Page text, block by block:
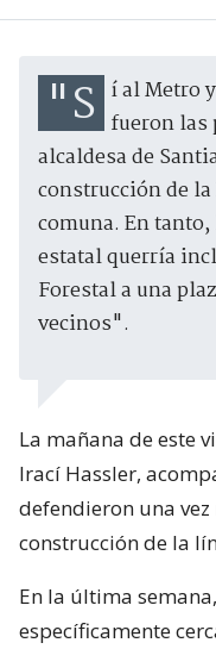
"Sí al Metro y sí al Parque Forestal", fueron las
alcaldesa de
construcción de
comuna. En
estatal querría
Forestal a una
vecinos".
La mañana de este
Irací Hassler,
defendieron una
construcción de la
En la última
específicamente